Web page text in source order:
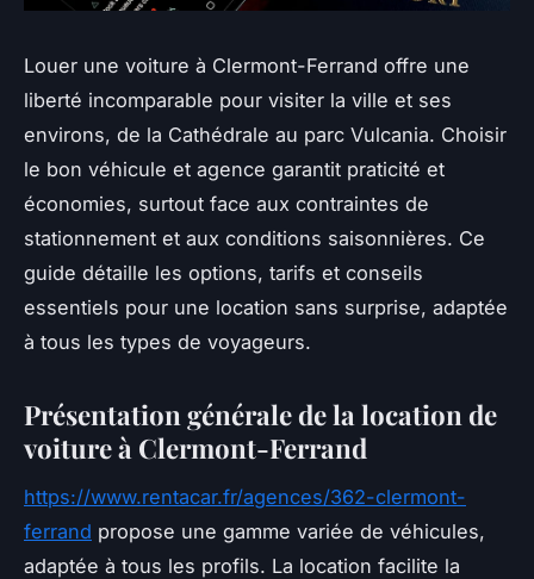
Louer une voiture à Clermont-Ferrand offre une
liberté incomparable pour visiter la ville et ses
environs, de la Cathédrale au parc Vulcania. Choisir
le bon véhicule et agence garantit praticité et
économies, surtout face aux contraintes de
stationnement et aux conditions saisonnières. Ce
guide détaille les options, tarifs et conseils
essentiels pour une location sans surprise, adaptée
à tous les types de voyageurs.
Présentation générale de la location de
voiture à Clermont-Ferrand
https://www.rentacar.fr/agences/362-clermont-
ferrand propose une gamme variée de véhicules,
adaptée à tous les profils. La location facilite la